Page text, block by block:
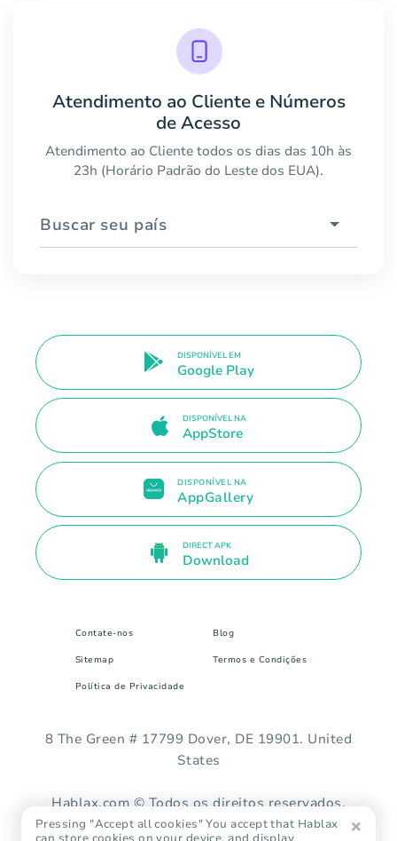
Atendimento ao Cliente e Números
de Acesso
Atendimento ao Cliente todos os dias das 10h às
23h (Horário Padrão do Leste dos EUA).
Buscar seu país
DISPONÍVEL EM
Google Play
DISPONÍVEL NA
AppStore
DISPONÍVEL NA
AppGallery
DIRECT APK
Download
Contate-nos Blog
Sitemap Termos e Condições
Política de Privacidade
8 The Green # 17799 Dover, DE 19901. United
States
Hablax.com © Todos os direitos reservados.
Pressing "Accept all cookies" You accept that Hablax